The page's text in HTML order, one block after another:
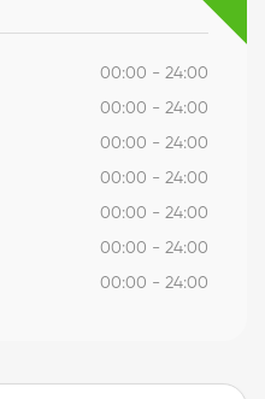
00:00 - 24:00
00:00 - 24:00
00:00 - 24:00
00:00 - 24:00
00:00 - 24:00
00:00 - 24:00
00:00 - 24:00